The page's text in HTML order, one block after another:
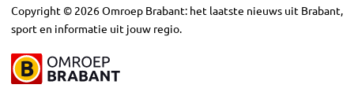
Copyright © 2026Omroep Brabant: het laatste nieuws uit Brabant,
sport en informatie uit jouw regio.